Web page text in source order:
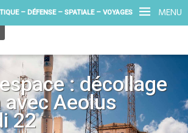
MENU
– DÉFENSE – SPATIALE – VOYAGES
: décollage
avec Aeolus
22